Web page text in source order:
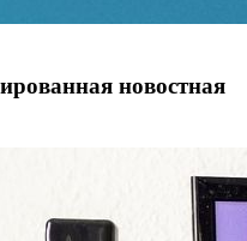
новостная